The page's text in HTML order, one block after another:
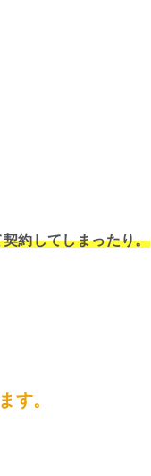
約してしまったり。
す。